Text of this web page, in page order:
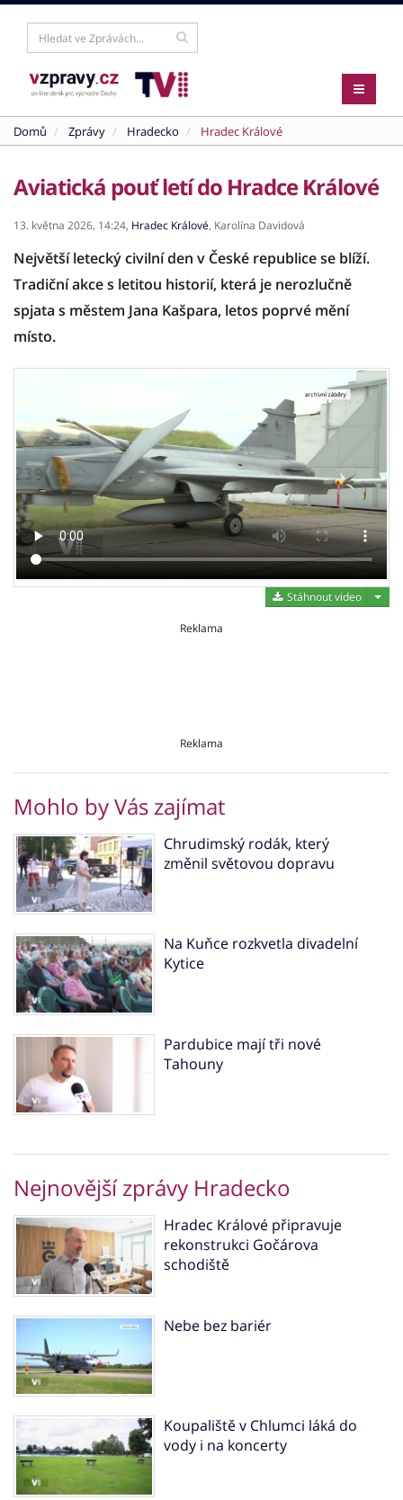
Domů Zprávy Hradecko Hradec Králové
Aviatická pouť letí do Hradce Králové
13. května 2026, 14:24, Hradec Králové, Karolína Davidová
Největší letecký civilní den v České republice se blíží.
Tradiční akce s letitou historií, která je nerozlučně
spjata s městem Jana Kašpara, letos poprvé mění
místo.
Stáhnout video
Reklama
Reklama
Mohlo by Vás zajímat
Chrudimský rodák, který
změnil světovou dopravu
Na Kuňce rozkvetla divadelní
Kytice
Pardubice mají tři nové
Tahouny
Nejnovější zprávy Hradecko
Hradec Králové připravuje
rekonstrukci Gočárova
schodiště
Nebe bez bariér
Koupaliště v Chlumci láká do
vody i na koncerty